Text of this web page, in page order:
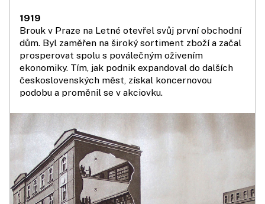
1919
Brouk v Praze na Letné otevřel svůj první obchodní
dům. Byl zaměřen na široký sortiment zboží a začal
prosperovat spolu s poválečným oživením
ekonomiky. Tím, jak podnik expandoval do dalších
československých měst, získal koncernovou
podobu a proměnil se v akciovku.